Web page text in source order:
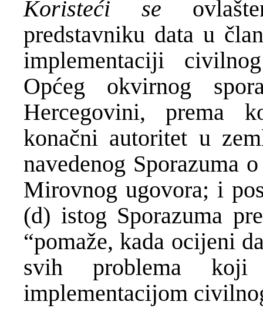
Koristeći se
predstavniku data u
implementaciji
Općeg okvirnog
Hercegovini, prema
konačni autoritet u
navedenog Sporazuma
Mirovnog ugovora; i
(d) istog Sporazuma
“pomaže, kada ocijeni
svih problema
implementacijom